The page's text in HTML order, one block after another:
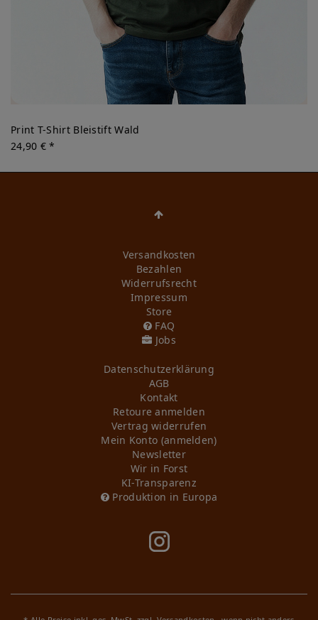
Print T-Shirt Bleistift Wald
24,90 € *
Versandkosten
Bezahlen
Widerrufs­recht
Impressum
Store
FAQ
Jobs
Daten­schutz­erklärung
AGB
Kontakt
Retoure anmelden
Vertrag widerrufen
Mein Konto (anmelden)
Newsletter
Wir in Forst
KI-Transparenz
Produktion in Europa